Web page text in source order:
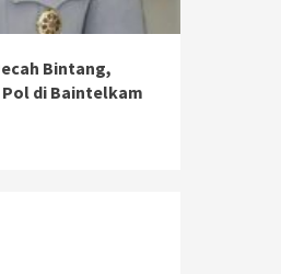
Bintang,
di Baintelkam